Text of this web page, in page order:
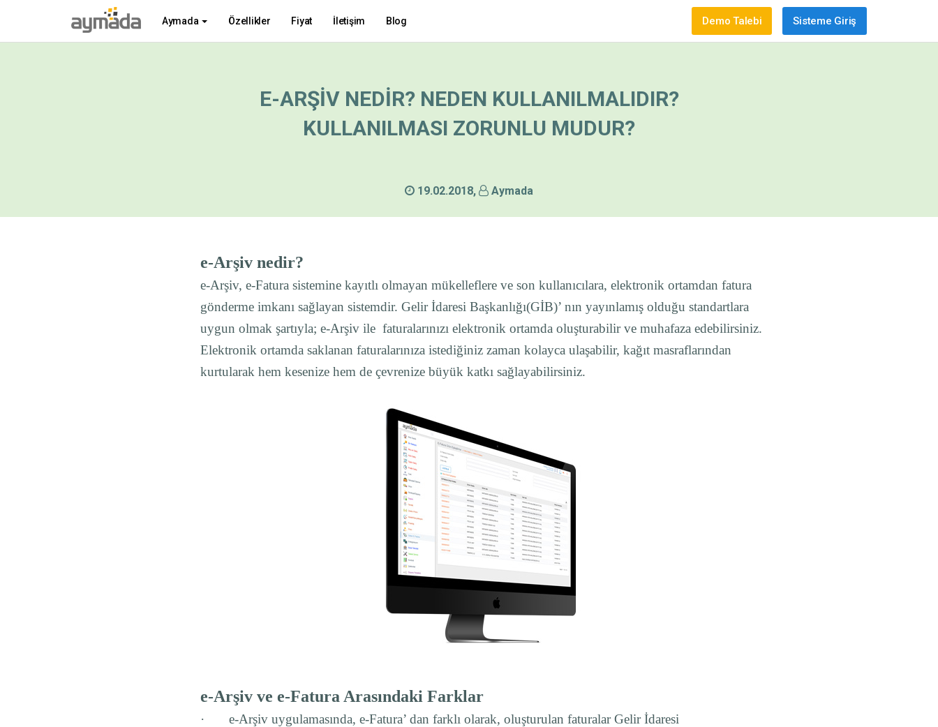
Demo Talebi Sisteme Giriş
Aymada Özellikler Fiyat İletişim Blog
E-ARŞİV NEDİR? NEDEN KULLANILMALIDIR?
KULLANILMASI ZORUNLU MUDUR?
19.02.2018, Aymada
e-Arşiv nedir?
e-Arşiv, e-Fatura sistemine kayıtlı olmayan mükelleflere ve son kullanıcılara, elektronik ortamdan fatura
gönderme imkanı sağlayan sistemdir. Gelir İdaresi Başkanlığı(GİB)’ nın yayınlamış olduğu standartlara
uygun olmak şartıyla; e-Arşiv ile faturalarınızı elektronik ortamda oluşturabilir ve muhafaza edebilirsiniz.
Elektronik ortamda saklanan faturalarınıza istediğiniz zaman kolayca ulaşabilir, kağıt masraflarından
kurtularak hem kesenize hem de çevrenize büyük katkı sağlayabilirsiniz.
e-Arşiv ve e-Fatura Arasındaki Farklar
· e-Arşiv uygulamasında, e-Fatura’ dan farklı olarak, oluşturulan faturalar Gelir İdaresi